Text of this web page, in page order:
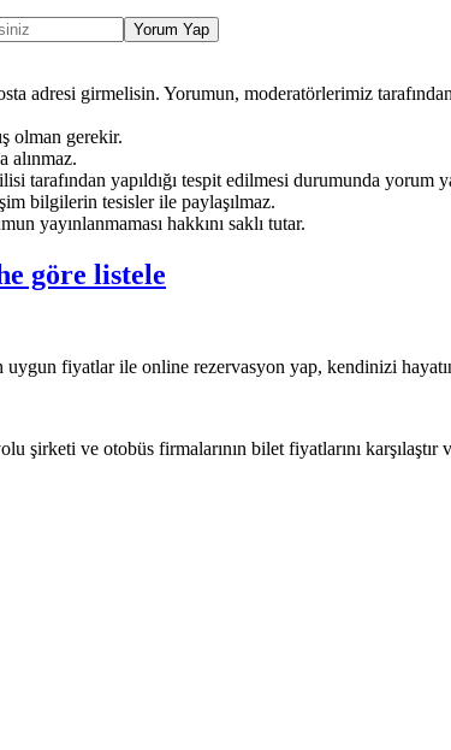
Yorum Yap
adresi girmelisin. Yorumun, moderatörlerimiz
olman gerekir.
alınmaz.
yapıldığı tespit edilmesi durumunda yorum
bilgilerin tesisler ile paylaşılmaz.
yayınlanmaması hakkını saklı tutar.
göre listele
uygun fiyatlar ile online rezervasyon yap, kendinizi
şirketi ve otobüs firmalarının bilet fiyatlarını karşılaştır